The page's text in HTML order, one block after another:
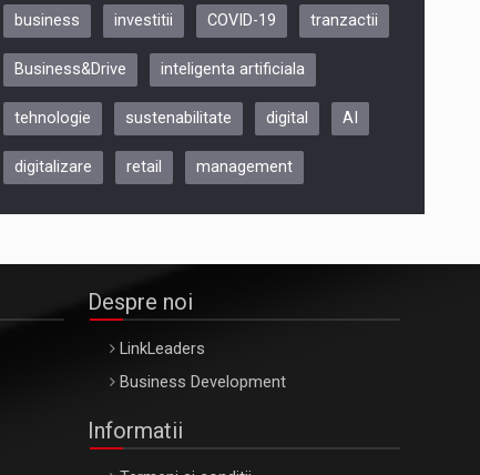
ARTEMIS LETO, ORADEA, 8
Oradea – 8 Oct 2026
business investitii COVID-19 tranzactii
Business&Drive inteligenta artificiala
tehnologie sustenabilitate digital AI
digitalizare retail management
Despre noi
LinkLeaders
Business Development
Informatii